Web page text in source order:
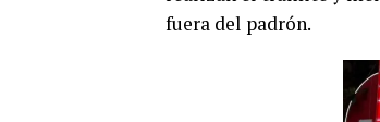
fuera del padrón.